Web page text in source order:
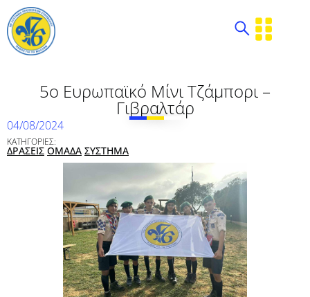
5ο Ευρωπαϊκό Μίνι Τζάμπορι –
Γιβραλτάρ
04/08/2024
ΚΑΤΗΓΟΡΙΕΣ:
ΔΡΑΣΕΙΣ ΟΜΑΔΑ ΣΥΣΤΗΜΑ